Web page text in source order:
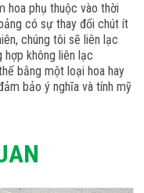
hoa phụ thuộc vào thời
có sự thay đổi chút ít
chúng tôi sẽ liên lạc
hợp không liên lạc
bằng một loại hoa hay
bảo ý nghĩa và tính mỹ